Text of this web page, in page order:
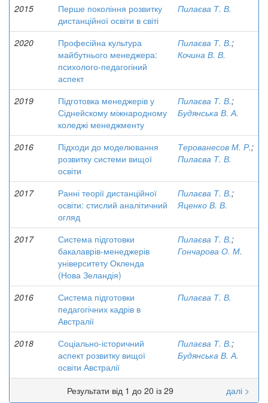
2015
Перше покоління розвитку
дистанційної освіти в світі
Пилаєва Т. В.
2020
Професійна культура
майбутнього менеджера:
психолого-педагогіний
аспект
Пилаєва Т. В.;
Кочина В. В.
2019
Підготовка менеджерів у
Сіднейскому міжнародному
коледжі менеджменту
Пилаєва Т. В.;
Будянська В. А.
2016
Підходи до моделювання
розвитку системи вищої
освіти
Терованесов М. Р.;
Пилаєва Т. В.
2017
Ранні теорії дистанційної
освіти: стислий аналітичний
огляд
Пилаєва Т. В.;
Яценко В. В.
2017
Система підготовки
бакалаврів-менеджерів
університету Окленда
(Нова Зеландія)
Пилаєва Т. В.;
Гончарова О. М.
2016
Система підготовки
педагогічних кадрів в
Австралії
Пилаєва Т. В.
2018
Соціально-історичний
аспект розвитку вищої
освіти Австралії
Пилаєва Т. В.;
Будянська В. А.
Результати від 1 до 20 із 29 далі >